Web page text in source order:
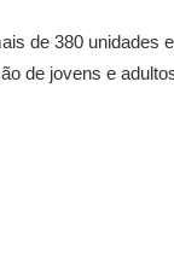
de 380 unidades
de jovens e